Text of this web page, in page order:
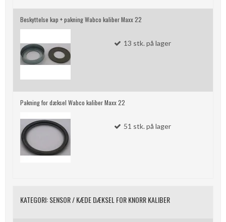
Beskyttelse kap + pakning Wabco kaliber Maxx 22
13 stk. på lager
Pakning for dæksel Wabco kaliber Maxx 22
51 stk.på lager
KATEGORI:SENSOR / KÆDE DÆKSEL FOR KNORR KALIBER